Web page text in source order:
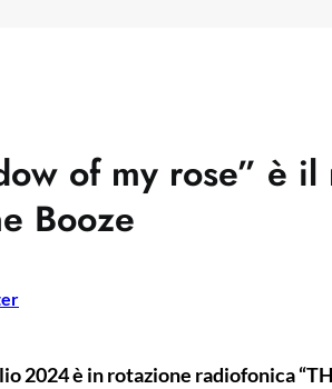
of my rose” è
Booze
2024 è in rotazione radiofonica